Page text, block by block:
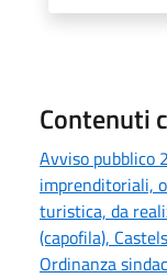
Contenuti
Avviso pubblico
imprenditoriali,
turistica, da
(capofila),
Ordinanza